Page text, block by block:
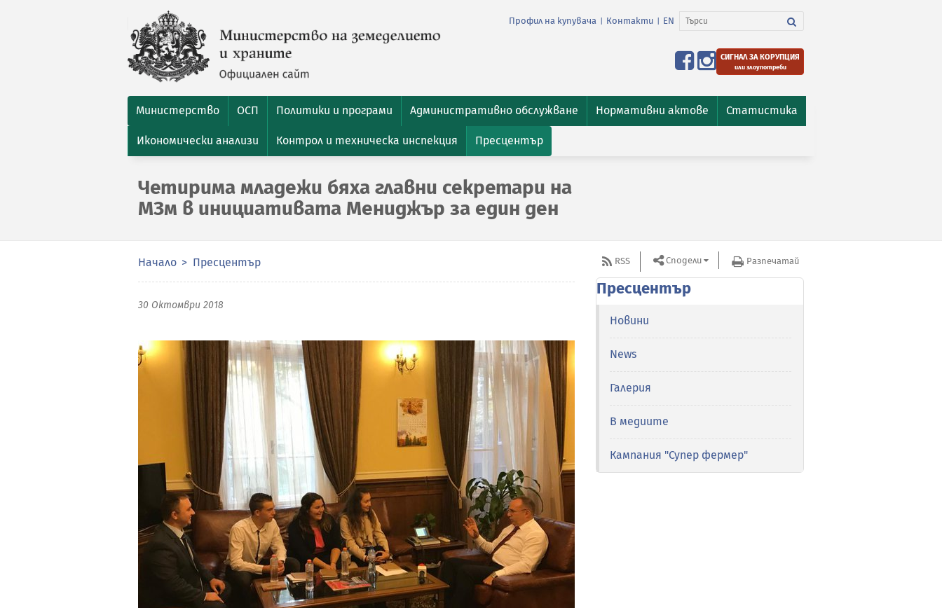
Профил на купувача Контакти EN
СИГНАЛ ЗА КОРУПЦИЯ
или злоупотреби
Министерство ОСП Политики и програми Административно обслужване Нормативни актове Статистика
Икономически анализи Контрол и техническа инспекция Пресцентър
Четирима младежи бяха главни секретари на
МЗм в инициативата Мениджър за един ден
Начало Пресцентър
30 Октомври 2018
RSS Сподели Разпечатай
Пресцентър
Новини
News
Галерия
В медиите
Кампания "Супер фермер"